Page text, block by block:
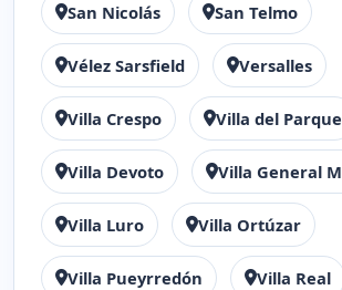
San Nicolás San Telmo
Vélez Sarsfield Versalles
Villa Crespo Villa del Parque
Villa Devoto Villa General
Villa Luro Villa Ortúzar
Villa Pueyrredón Villa Real